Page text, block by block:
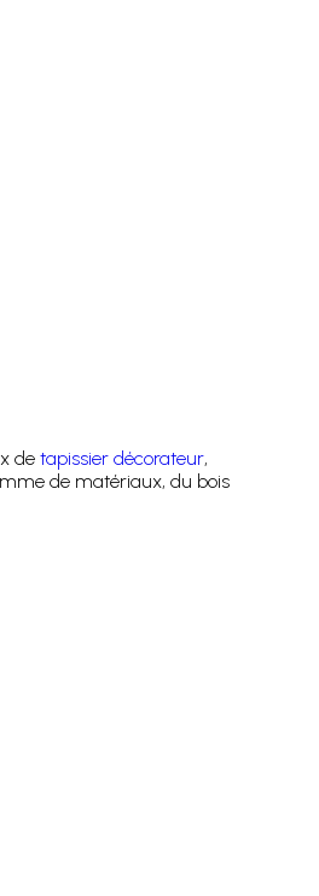
de tapissier décorateur,
de matériaux, du bois